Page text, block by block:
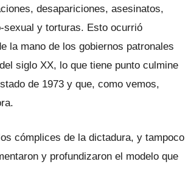
desapariciones, asesinatos,
sexual y torturas. Esto ocurrió
la mano de los gobiernos patronales
siglo XX, lo que tiene punto culmine
de 1973 y que, como vemos,
cómplices de la dictadura, y tampoco
y profundizaron el modelo que